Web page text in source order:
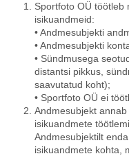
Sportfoto OÜ töötleb
isikuandmeid:
• Andmesubjekti
• Andmesubjekti
• Sündmusega
distantsi pikkus,
saavutatud koht);
• Sportfoto OÜ ei
Andmesubjekt
isikuandmete
Andmesubjektilt
isikuandmete kohta,